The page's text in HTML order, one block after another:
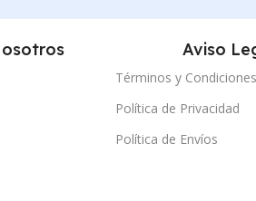
Aviso
Términos y Condiciones
Política de Privacidad
Política de Envíos